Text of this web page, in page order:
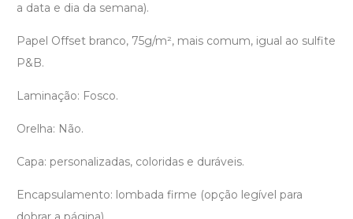
a data e dia da semana).
Papel Offset branco, 75g/m², mais comum, igual ao sulfite
P&B.
Laminação: Fosco.
Orelha: Não.
Capa: personalizadas, coloridas e duráveis.
Encapsulamento: lombada firme (opção legível para